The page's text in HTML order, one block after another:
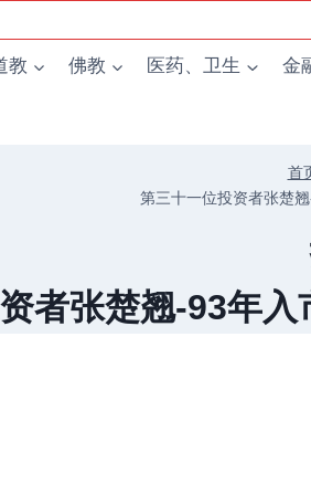
教 佛教 医药、卫生 金
首
第三十一位投资者张楚
者张楚翘-93年